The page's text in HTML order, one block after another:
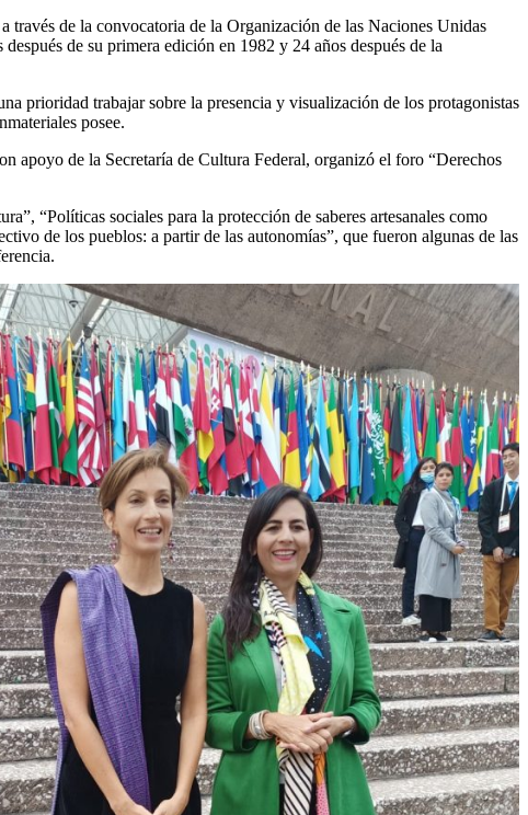
través de la convocatoria de la Organización de las Naciones Unidas
de su primera edición en 1982 y 24 años después de la
prioridad trabajar sobre la presencia y visualización de los protagonistas
posee.
apoyo de la Secretaría de Cultura Federal, organizó el foro “Derechos
“Políticas sociales para la protección de saberes artesanales como
de los pueblos: a partir de las autonomías”, que fueron algunas de las